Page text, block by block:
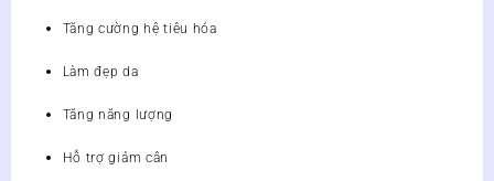
Tăng cường hệ tiêu hóa
Làm đẹp da
Tăng năng lượng
Hỗ trợ giảm cân